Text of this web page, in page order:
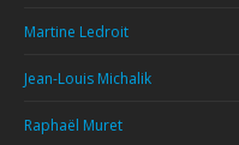
Martine Ledroit
Jean-Louis Michalik
Raphaël Muret